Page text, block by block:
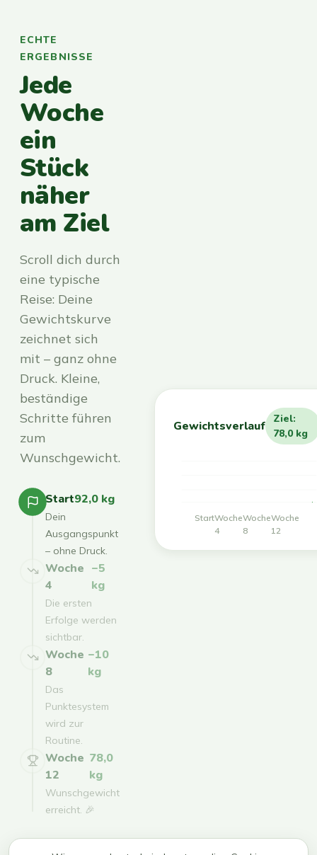
ECHTE
ERGEBNISSE
Jede
Woche
ein
Stück
näher
am Ziel
Scroll dich durch
eine typische
Reise: Deine
Gewichtskurve
zeichnet sich
mit – ganz ohne
Druck. Kleine,
beständige
Schritte führen
zum
Wunschgewicht.
Start92,0 kg
Dein
Ausgangspunkt
– ohne Druck.
Woche
4
−5
kg
Die ersten
Erfolge werden
sichtbar.
Woche
8
−10
kg
Das
Punktesystem
wird zur
Routine.
Woche
12
78,0
kg
Wunschgewicht
erreicht. 🎉
Gewichtsverlauf
Ziel:
78,0 kg
StartWoche
4
Woche
8
Woche
12